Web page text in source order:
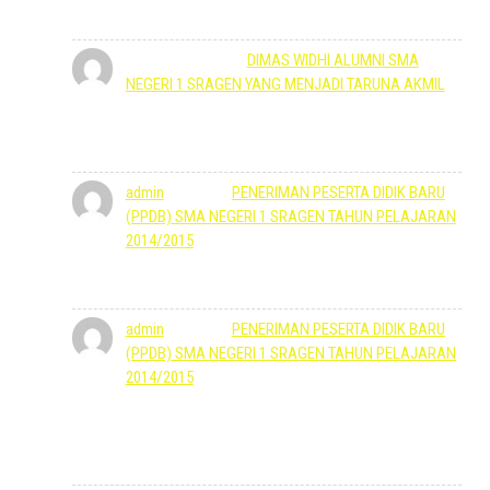
DIMAS WIDHI ALUMNI SMA
NEGERI 1 SRAGEN YANG MENJADI TARUNA AKMIL
admin
PENERIMAN PESERTA DIDIK BARU
(PPDB) SMA NEGERI 1 SRAGEN TAHUN PELAJARAN
2014/2015
admin
PENERIMAN PESERTA DIDIK BARU
(PPDB) SMA NEGERI 1 SRAGEN TAHUN PELAJARAN
2014/2015